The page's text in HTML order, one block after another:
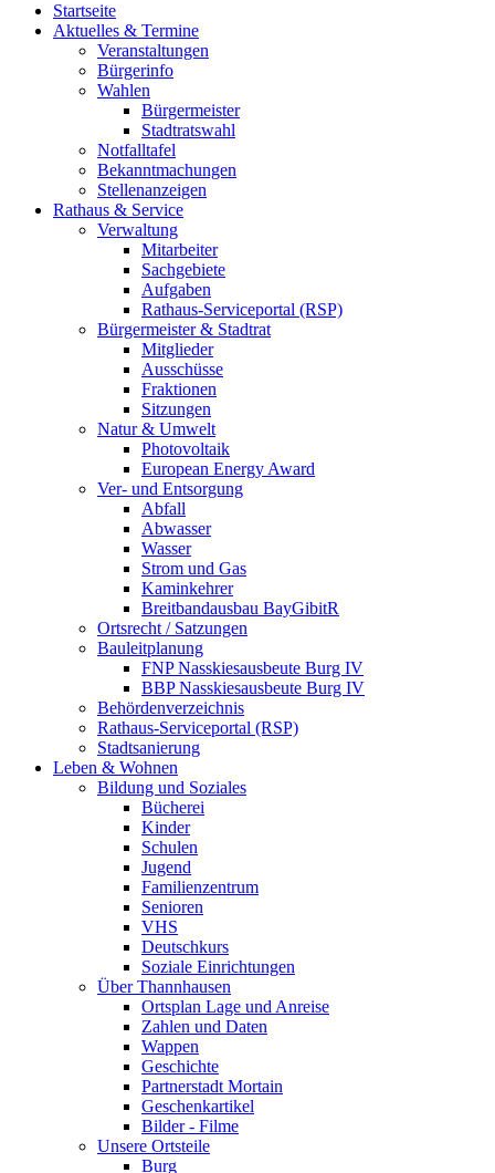
Startseite
Aktuelles & Termine
Veranstaltungen
Bürgerinfo
Wahlen
Bürgermeister
Stadtratswahl
Notfalltafel
Bekanntmachungen
Stellenanzeigen
Rathaus & Service
Verwaltung
Mitarbeiter
Sachgebiete
Aufgaben
Rathaus-Serviceportal (RSP)
Bürgermeister & Stadtrat
Mitglieder
Ausschüsse
Fraktionen
Sitzungen
Natur & Umwelt
Photovoltaik
European Energy Award
Ver- und Entsorgung
Abfall
Abwasser
Wasser
Strom und Gas
Kaminkehrer
Breitbandausbau BayGibitR
Ortsrecht / Satzungen
Bauleitplanung
FNP Nasskiesausbeute Burg IV
BBP Nasskiesausbeute Burg IV
Behördenverzeichnis
Rathaus-Serviceportal (RSP)
Stadtsanierung
Leben & Wohnen
Bildung und Soziales
Bücherei
Kinder
Schulen
Jugend
Familienzentrum
Senioren
VHS
Deutschkurs
Soziale Einrichtungen
Über Thannhausen
Ortsplan Lage und Anreise
Zahlen und Daten
Wappen
Geschichte
Partnerstadt Mortain
Geschenkartikel
Bilder - Filme
Unsere Ortsteile
Burg